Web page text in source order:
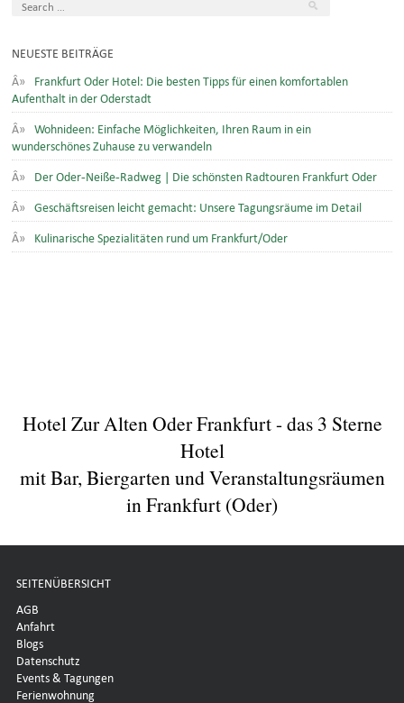
NEUESTE BEITRÄGE
Frankfurt Oder Hotel: Die besten Tipps für einen komfortablen
Aufenthalt in der Oderstadt
Wohnideen: Einfache Möglichkeiten, Ihren Raum in ein
wunderschönes Zuhause zu verwandeln
Der Oder-Neiße-Radweg | Die schönsten Radtouren Frankfurt Oder
Geschäftsreisen leicht gemacht: Unsere Tagungsräume im Detail
Kulinarische Spezialitäten rund um Frankfurt/Oder
Hotel Zur Alten Oder Frankfurt - das 3 Sterne
Hotel
mit Bar, Biergarten und Veranstaltungsräumen
in Frankfurt (Oder)
SEITENÜBERSICHT
AGB
Anfahrt
Blogs
Datenschutz
Events & Tagungen
Ferienwohnung